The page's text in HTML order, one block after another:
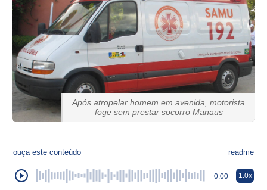
Após atropelar homem em avenida, motorista
foge sem prestar socorro Manaus
ouça este conteúdo readme
0:00 1.0x